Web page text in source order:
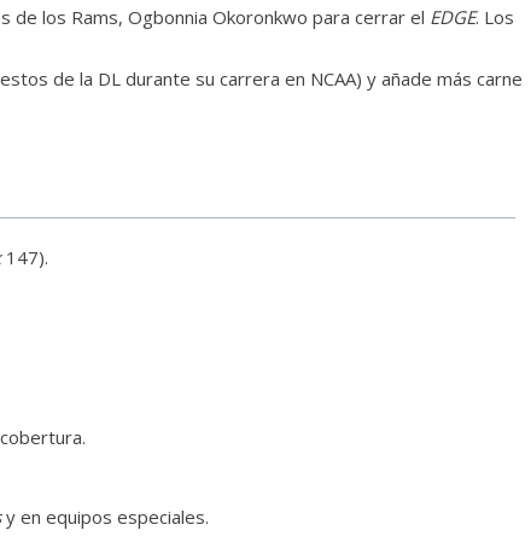
de los Rams, Ogbonnia Okoronkwo para cerrar el EDGE. Los
de la DL durante su carrera en NCAA) y añade más carne
147).
y en equipos especiales.